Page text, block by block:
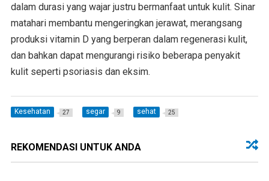
dalam durasi yang wajar justru bermanfaat untuk kulit. Sinar
matahari membantu mengeringkan jerawat, merangsang
produksi vitamin D yang berperan dalam regenerasi kulit,
dan bahkan dapat mengurangi risiko beberapa penyakit
kulit seperti psoriasis dan eksim.
Kesehatan 27 segar 9 sehat 25
REKOMENDASI UNTUK ANDA